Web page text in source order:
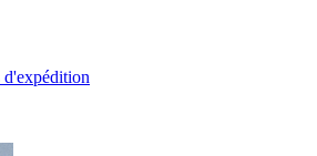
d'expédition